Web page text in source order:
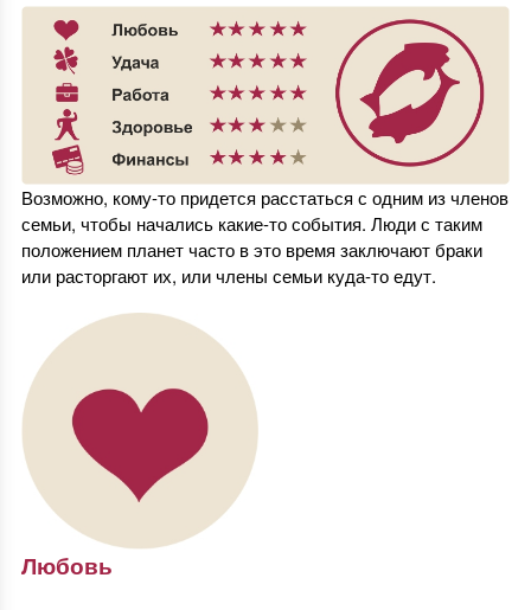
Возможно, кому-то придется расстаться с одним из членов
семьи, чтобы начались какие-то события. Люди с таким
положением планет часто в это время заключают браки
или расторгают их, или члены семьи куда-то едут.
Любовь